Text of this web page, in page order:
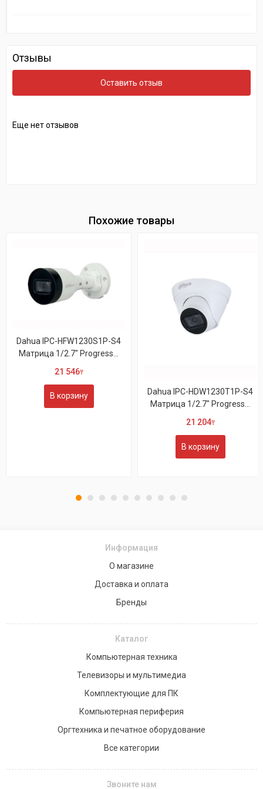
Отзывы
Оставить отзыв
Еще нет отзывов
Похожие товары
S4
Dahua IPC-HDW1230T1P-S4
Матрица 1/2.7" Progress...
канальный
Информация
О магазине
Доставка и оплата
Бренды
Каталог
Компьютерная техника
Телевизоры и мультимедиа
Комплектующие для ПК
Компьютерная периферия
Оргтехника и печатное оборудование
Все категории
Звоните нам